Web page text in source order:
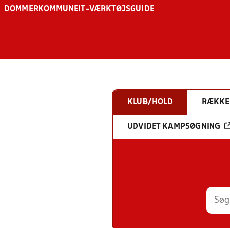
DOMMER KOMMUNE IT-VÆRKTØJSGUIDE
KLUB/HOLD RÆKKE
UDVIDET KAMPSØGNING